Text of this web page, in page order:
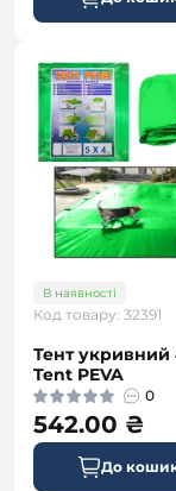
В наявності
Код товару: 32391
Тент укривний
Tent PEVA
0
542.00 ₴
До